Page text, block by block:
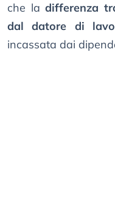
che ladifferenza
dal datore di
incassata dai